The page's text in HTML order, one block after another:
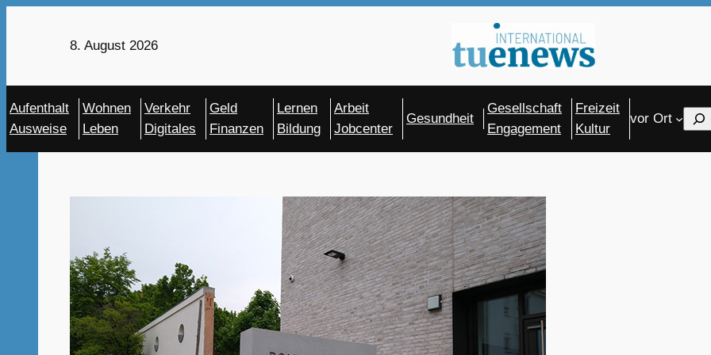
8. August 2026
Aufenthalt
Ausweise
Wohnen
Leben
Verkehr
Digitales
Geld
Finanzen
Lernen
Bildung
Arbeit
Jobcenter
Gesundheit
Gesellschaft
Engagement
Freizeit
Kultur
vor Ort